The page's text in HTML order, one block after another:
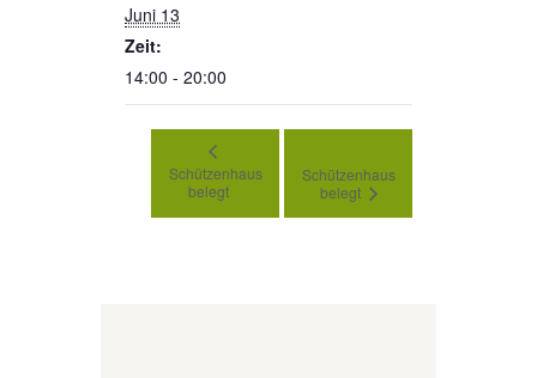
Juni 13
Zeit:
14:00 - 20:00
Schützenhaus
belegt
Schützenhaus
belegt